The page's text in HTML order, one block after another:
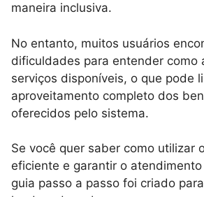
maneira inclusiva.
No entanto, muitos usuários
dificuldades para entender como
serviços disponíveis, o que pode
aproveitamento completo dos
oferecidos pelo sistema.
Se você quer saber como utilizar
eficiente e garantir o
guia passo a passo foi criado